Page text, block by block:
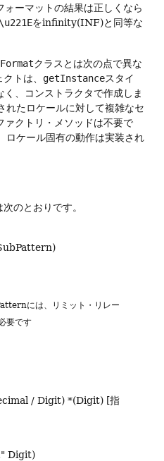
ォーマットの結果は正しくなら
\u221Eをinfinity(INF)と同等な
Formatクラスとは次の点で異な
トは、 getInstanceスタイ
、コンストラクタで作成しま
れたロケールに対して複雑なセ
ァクトリ・メソッドは不要で
ロケール固有の動作は実装され
のとおりです。
には、リミット・リレー
要です
/ Digit) *(Digit) [指
Digit)